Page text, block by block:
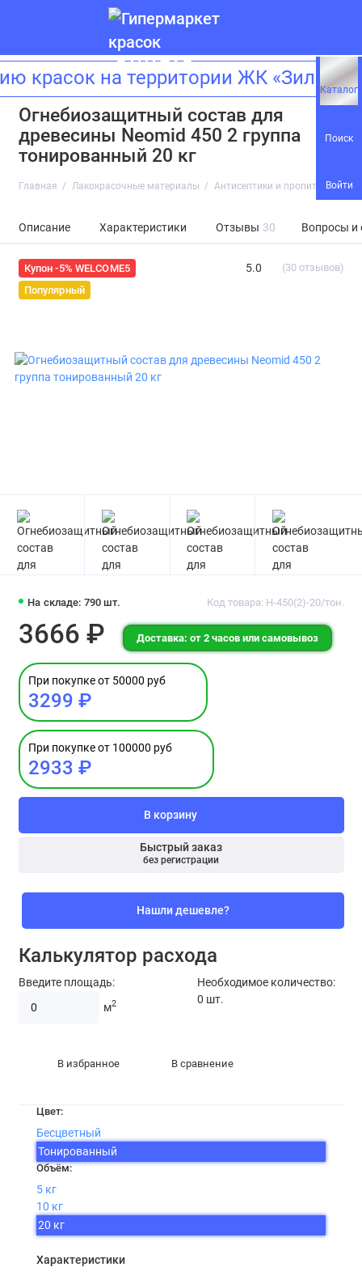
Каталог
Поиск
Войти
на территории ЖК
Огнебиозащитный состав для
древесины Neomid 450 2 группа
тонированный 20 кг
Главная Лакокрасочные материалы Антисептики и пропитки
Описание Характеристики Отзывы 30 Вопросы и
Купон -5% WELCOME5
Популярный
5.0 (30 отзывов)
На складе: 790 шт. Код товара: Н-450(2)-20/тон.
3666 ₽ Доставка: от 2 часов или самовывоз
При покупке от 50000 руб
3299 ₽
При покупке от 100000 руб
2933 ₽
В корзину
Быстрый заказ
без регистрации
Нашли дешевле?
Калькулятор расхода
Введите площадь:
м2
Необходимое количество:
0 шт.
В избранное В сравнение
Цвет:
Бесцветный
Тонированный
Объём:
5 кг
10 кг
20 кг
Характеристики